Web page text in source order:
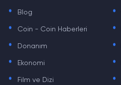
. Blog .
. Coin - Coin Haberleri .
. Donanım .
. Ekonomi .
. Film ve Dizi .